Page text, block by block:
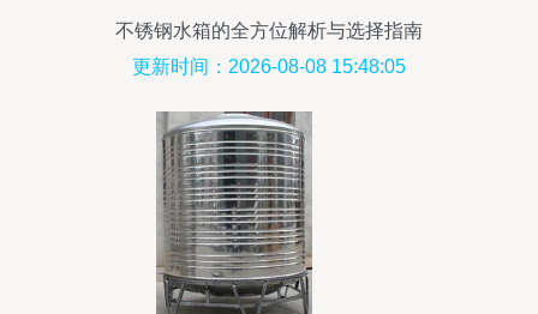
不锈钢水箱的全方位解析与选择指南
更新时间：2026-08-08 15:48:05